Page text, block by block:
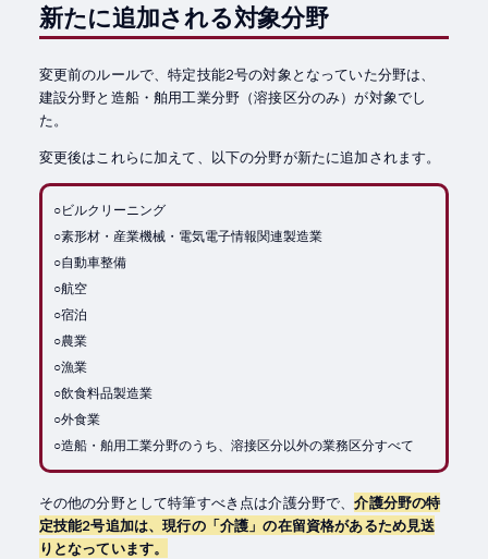
新たに追加される対象分野
変更前のルールで、特定技能2号の対象となっていた分野は、
建設分野と造船・舶用工業分野（溶接区分のみ）が対象でし
た。
変更後はこれらに加えて、以下の分野が新たに追加されます。
○ビルクリーニング
○素形材・産業機械・電気電子情報関連製造業
○自動車整備
○航空
○宿泊
○農業
○漁業
○飲食料品製造業
○外食業
○造船・舶用工業分野のうち、溶接区分以外の業務区分すべて
その他の分野として特筆すべき点は介護分野で、介護分野の特
定技能2号追加は、現行の「介護」の在留資格があるため見送
りとなっています。